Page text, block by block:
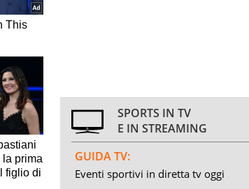
SPORTS IN TV
E IN STREAMING
GUIDA TV:
Eventi sportivi in diretta tv oggi